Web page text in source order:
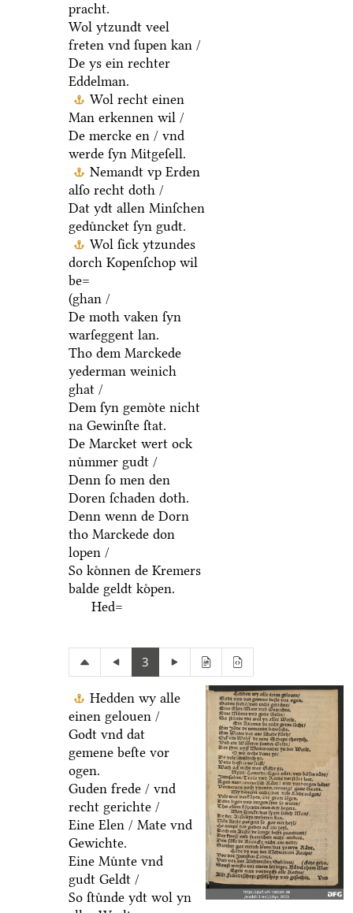
pracht.
Wol ytzundt veel
freten vnd ſupen kan /
De ys ein rechter
Eddelman.
Wol recht einen
Man erkennen wil /
De mercke en / vnd
werde ſyn Mitgeſell.
Nemandt vp Erden
alſo recht doth /
Dat ydt allen Minſchen
geduͤncket ſyn gudt.
Wol ſick ytzundes
dorch Kopenſchop wil
be=
(ghan /
De moth vaken ſyn
warſeggent lan.
Tho dem Marckede
yederman weinich
ghat /
Dem ſyn gemoͤte nicht
na Gewinſte ſtat.
De Marcket wert ock
nuͤmmer gudt /
Denn ſo men den
Doren ſchaden doth.
Denn wenn de Dorn
tho Marckede don
lopen /
So koͤnnen de Kremers
balde geldt koͤpen.
Hed=
3
Hedden wy alle
einen gelouen /
Godt vnd dat
gemene beſte vor
ogen.
Guden frede / vnd
recht gerichte /
Eine Elen / Mate vnd
Gewichte.
Eine Muͤnte vnd
gudt Geldt /
So ſtuͤnde ydt wol yn